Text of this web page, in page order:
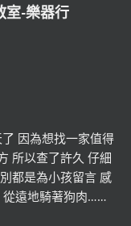
室-樂器行
因為想找一家值得
所以查了許久 仔細
都是為小孩留言 感
從遠地騎著狗肉……